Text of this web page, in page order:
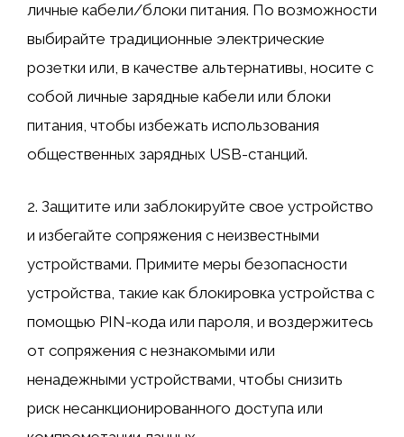
личные кабели/блоки питания. По возможности
выбирайте традиционные электрические
розетки или, в качестве альтернативы, носите с
собой личные зарядные кабели или блоки
питания, чтобы избежать использования
общественных зарядных USB-станций.
2. Защитите или заблокируйте свое устройство
и избегайте сопряжения с неизвестными
устройствами. Примите меры безопасности
устройства, такие как блокировка устройства с
помощью PIN-кода или пароля, и воздержитесь
от сопряжения с незнакомыми или
ненадежными устройствами, чтобы снизить
риск несанкционированного доступа или